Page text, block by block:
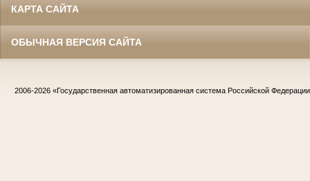
КАРТА САЙТА
ОБЫЧНАЯ ВЕРСИЯ САЙТА
2006-2026 «Государственная автоматизированная система Российской